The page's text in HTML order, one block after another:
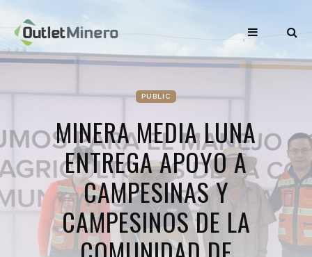
PUBLIC
MINERA MEDIA LUNA
ENTREGA APOYO A
CAMPESINAS Y
CAMPESINOS DE LA